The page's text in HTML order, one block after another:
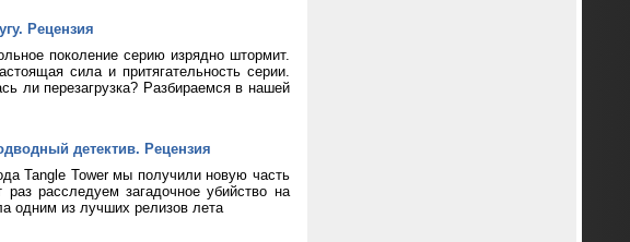
Рецензия
поколение серию изрядно штормит.
сила и притягательность серии.
ли перезагрузка? Разбираемся в нашей
детектив. Рецензия
Tangle Tower мы получили новую часть
расследуем загадочное убийство на
одним из лучших релизов лета